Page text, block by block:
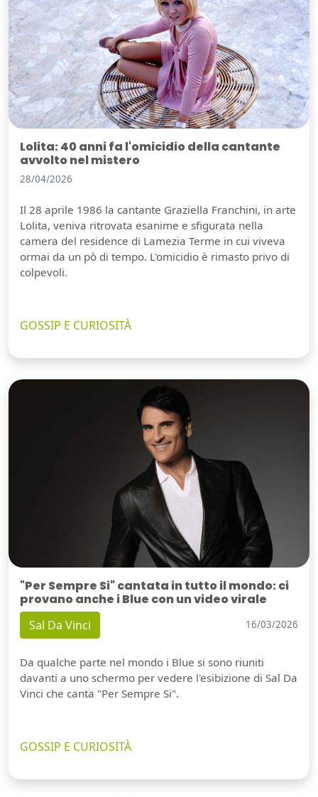
Lolita: 40 anni fa l'omicidio della cantante
avvolto nel mistero
28/04/2026
Il 28 aprile 1986 la cantante Graziella Franchini, in arte
Lolita, veniva ritrovata esanime e sfigurata nella
camera del residence di Lamezia Terme in cui viveva
ormai da un pò di tempo. L'omicidio è rimasto privo di
colpevoli.
GOSSIP E CURIOSITÀ
"Per Sempre Si" cantata in tutto il mondo: ci
provano anche i Blue con un video virale
Sal Da Vinci 16/03/2026
Da qualche parte nel mondo i Blue si sono riuniti
davanti a uno schermo per vedere l'esibizione di Sal Da
Vinci che canta "Per Sempre Si".
GOSSIP E CURIOSITÀ